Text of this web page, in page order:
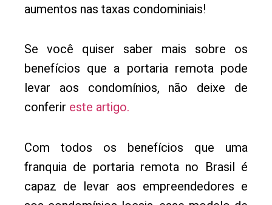
aumentos nas taxas condominiais!
Se você quiser saber mais sobre os
benefícios que a portaria remota pode
levar aos condomínios, não deixe de
conferir este artigo.
Com todos os benefícios que uma
franquia de portaria remota no Brasil é
capaz de levar aos empreendedores e